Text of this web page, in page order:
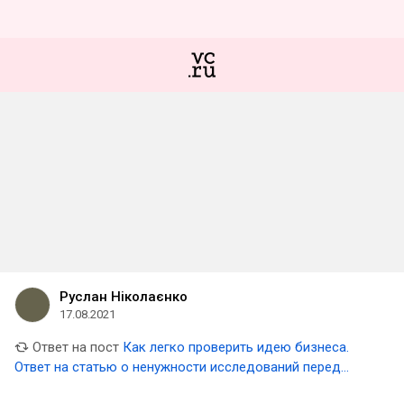
Руслан Ніколаєнко
17.08.2021
Ответ на пост Как легко проверить идею бизнеса.
Ответ на статью о ненужности исследований перед